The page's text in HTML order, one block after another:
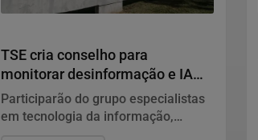
TSE cria conselho para
monitorar desinformação e IA
nas eleições
Participarão do grupo especialistas
em tecnologia da informação,